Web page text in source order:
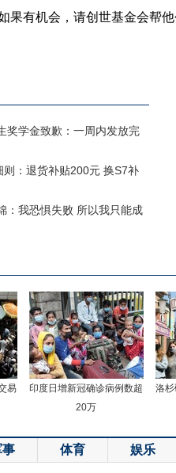
果有机会，请创世基金会帮他
奖学金致歉：一周内发放完
：退货补贴200元 换S7补
：我恐惧失败 所以我只能成
易
印度日增新冠确诊病例数超
20万
洛
事 体育 娱乐